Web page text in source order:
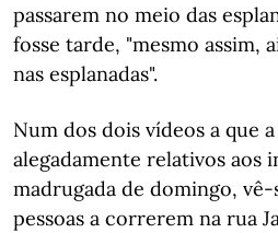
passarem no meio das
fosse tarde, "mesmo assim,
nas esplanadas".
Num dos dois vídeos a que
alegadamente relativos aos
madrugada de domingo,
pessoas a correrem na rua